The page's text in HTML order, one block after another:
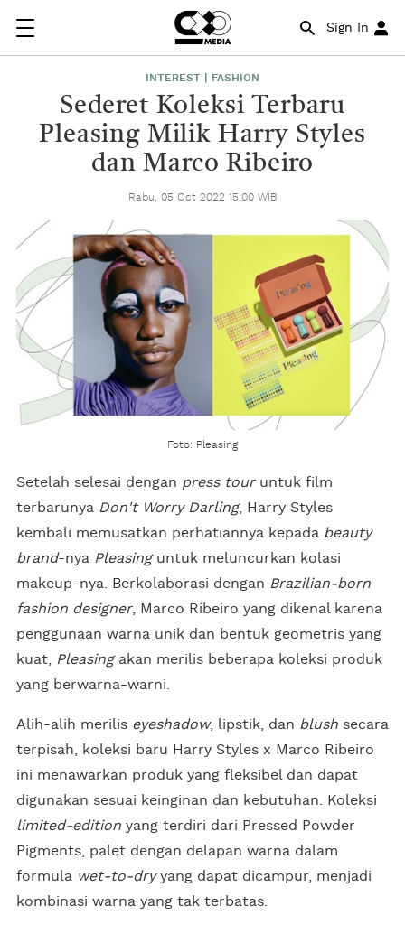
Sign In
INTEREST | FASHION
Sederet Koleksi Terbaru
Pleasing Milik Harry Styles
dan Marco Ribeiro
Rabu, 05 Oct 2022 15:00 WIB
Foto: Pleasing
Setelah selesai dengan press touruntuk film
terbarunya Don't Worry Darling, Harry Styles
kembali memusatkan perhatiannya kepada beauty
brand-nya Pleasinguntuk meluncurkan kolasi
makeup-nya. Berkolaborasi dengan Brazilian-born
fashion designer, Marco Ribeiro yang dikenal karena
penggunaan warna unik dan bentuk geometris yang
kuat,
Pleasingakan merilis beberapa koleksi produk
yang berwarna-warni.
Alih-alih merilis eyeshadow, lipstik, dan blush secara
terpisah, koleksi baru Harry Styles x Marco Ribeiro
ini menawarkan produk yang fleksibel dan dapat
digunakan sesuai keinginan dan kebutuhan. Koleksi
limited-edition yang terdiri dari Pressed Powder
Pigments, palet dengan delapan warna dalam
formula wet-to-dryyang dapat dicampur, menjadi
kombinasi warna yang tak terbatas.